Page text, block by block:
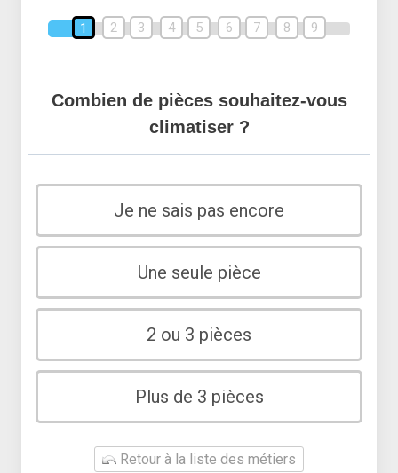
1 2 3 4 5 6 7 8 9
Combien de pièces souhaitez-vous
climatiser ?
Je ne sais pas encore
Une seule pièce
2 ou 3 pièces
Plus de 3 pièces
Retour à la liste des métiers